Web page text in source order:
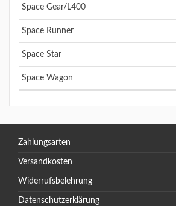
Space Gear/L400
Space Runner
Space Star
Space Wagon
Zahlungsarten
Versandkosten
Widerrufsbelehrung
Datenschutzerklärung